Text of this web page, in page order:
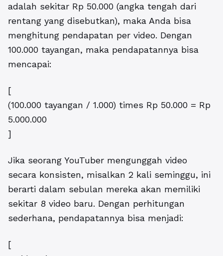
adalah sekitar Rp 50.000 (angka tengah dari
rentang yang disebutkan), maka Anda bisa
menghitung pendapatan per video. Dengan
100.000 tayangan, maka pendapatannya bisa
mencapai:
[
(100.000 tayangan / 1.000) times Rp 50.000 = Rp
5.000.000
]
Jika seorang YouTuber mengunggah video
secara konsisten, misalkan 2 kali seminggu, ini
berarti dalam sebulan mereka akan memiliki
sekitar 8 video baru. Dengan perhitungan
sederhana, pendapatannya bisa menjadi:
[